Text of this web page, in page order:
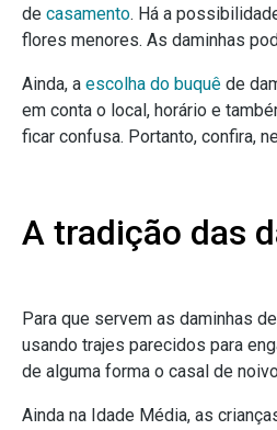
de casamento. Há a
flores menores. As daminhas
Ainda, a escolha do buquê de
em conta o local, horário e
ficar confusa. Portanto, confira,
A tradição das
Para que servem as daminhas
usando trajes parecidos para
de alguma forma o casal de
Ainda na Idade Média, as